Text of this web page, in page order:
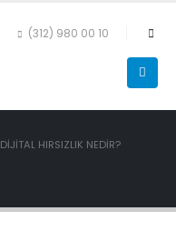
(312) 980 00 10
DIJITAL HIRSIZLIK NEDIR?